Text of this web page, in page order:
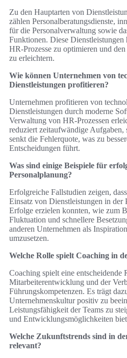
Zu den Hauptarten von
zählen Personalberatungsdienste,
für die Personalverwaltung sowie
Funktionen. Diese
HR-Prozesse zu optimieren und
zu erleichtern.
Wie können Unternehmen von
Dienstleistungen profitieren?
Unternehmen profitieren von
Dienstleistungen durch moderne
Verwaltung von HR-Prozessen
reduziert zeitaufwändige
senkt die Fehlerquote, was zu
Entscheidungen führt.
Was sind einige Beispiele für
Personalplanung?
Erfolgreiche Fallstudien zeigen,
Einsatz von Dienstleistungen in der
Erfolge erzielen konnten, wie zum
Fluktuation und schnellere
anderen Unternehmen als
umzusetzen.
Welche Rolle spielt Coaching in
Coaching spielt eine entscheidende
Mitarbeiterentwicklung und der
Führungskompetenzen. Es trägt
Unternehmenskultur positiv zu
Leistungsfähigkeit der Teams zu
und Entwicklungsmöglichkeiten
Welche Zukunftstrends sind in
relevant?